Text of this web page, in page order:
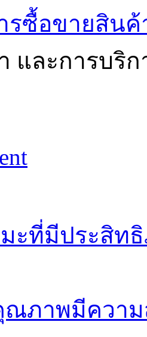
รซื้อขายสินค้
และการบริ
ะที่มีประสิท
ณภาพมีควา